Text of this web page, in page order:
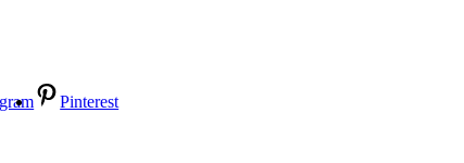
Pinterest